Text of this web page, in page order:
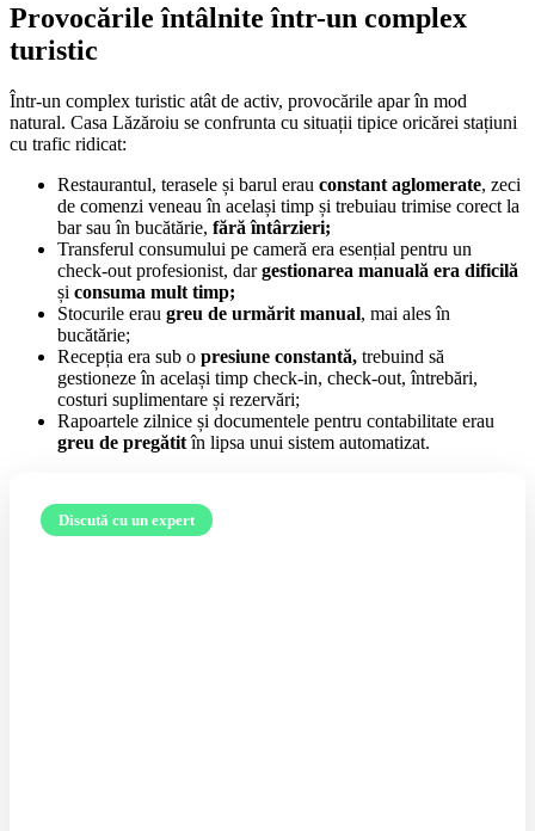
Provocările întâlnite într-un complex
turistic
Într-un complex turistic atât de activ, provocările apar în mod
natural. Casa Lăzăroiu se confrunta cu situații tipice oricărei stațiuni
cu trafic ridicat:
Restaurantul, terasele și barul erau constant aglomerate, zeci
de comenzi veneau în același timp și trebuiau trimise corect la
bar sau în bucătărie, fără întârzieri;
Transferul consumului pe cameră era esențial pentru un
check-out profesionist, dargestionarea manuală era dificilă
și consuma mult timp;
Stocurile erau greu de urmărit manual, mai ales în
bucătărie;
Recepția era sub o presiune constantă, trebuind să
gestioneze în același timp check-in, check-out, întrebări,
costuri suplimentare și rezervări;
Rapoartele zilnice și documentele pentru contabilitate erau
greu de pregătitîn lipsa unui sistem automatizat.